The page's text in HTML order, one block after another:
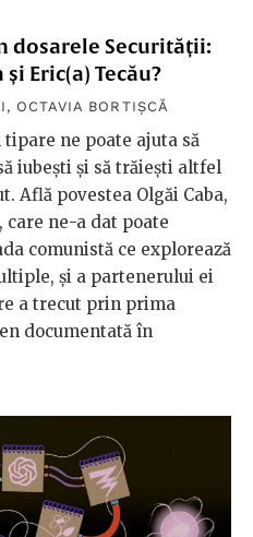
dosarele Securității:
Eric(a) Tecău?
, OCTAVIA BORTIȘCĂ
ne poate ajuta să
iubești și să trăiești altfel
Află povestea Olgăi Caba,
ne-a dat poate
comunistă ce explorează
și a partenerului ei
a trecut prin prima
documentată în